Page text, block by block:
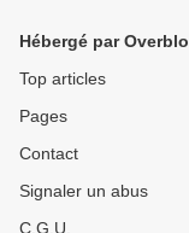
Hébergé par
Top articles
Pages
Contact
Signaler un abus
C.G.U.